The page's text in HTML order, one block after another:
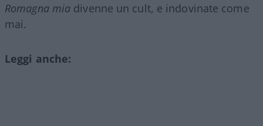
Romagna mia divenne un cult, e indovinate come
mai.
Leggi anche: